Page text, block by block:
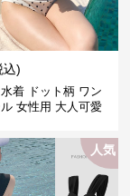
込)
着 ドット柄 ワン
女性用 大人可愛
人気